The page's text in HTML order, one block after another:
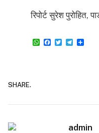
रिपोर्ट सुरेश पुरोहित,
WhatsApp
Facebook
Twitter
SHARE.
admin